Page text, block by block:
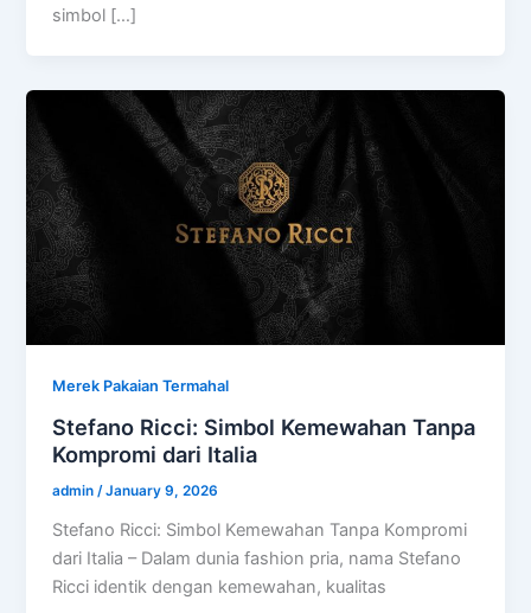
simbol […]
Merek Pakaian Termahal
Stefano Ricci: Simbol Kemewahan Tanpa
Kompromi dari Italia
admin/January 9, 2026
Stefano Ricci: Simbol Kemewahan Tanpa Kompromi
dari Italia – Dalam dunia fashion pria, nama Stefano
Ricci identik dengan kemewahan, kualitas